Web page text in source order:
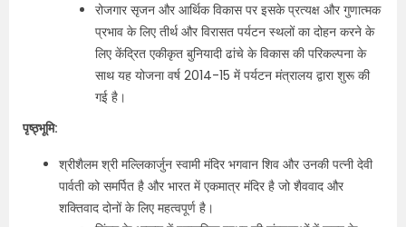
रोजगार सृजन और आर्थिक विकास पर इसके प्रत्यक्ष और गुणात्मक
प्रभाव के लिए तीर्थ और विरासत पर्यटन स्थलों का दोहन करने के
लिए केंद्रित एकीकृत बुनियादी ढांचे के विकास की परिकल्पना के
साथ यह योजना वर्ष 2014-15 में पर्यटन मंत्रालय द्वारा शुरू की
गई है।
पृष्ठ्भूमि:
श्रीशैलम श्री मल्लिकार्जुन स्वामी मंदिर भगवान शिव और उनकी पत्नी देवी
पार्वती को समर्पित है और भारत में एकमात्र मंदिर है जो शैववाद और
शक्तिवाद दोनों के लिए महत्वपूर्ण है।